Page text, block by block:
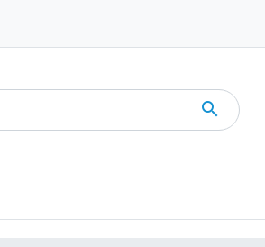
search